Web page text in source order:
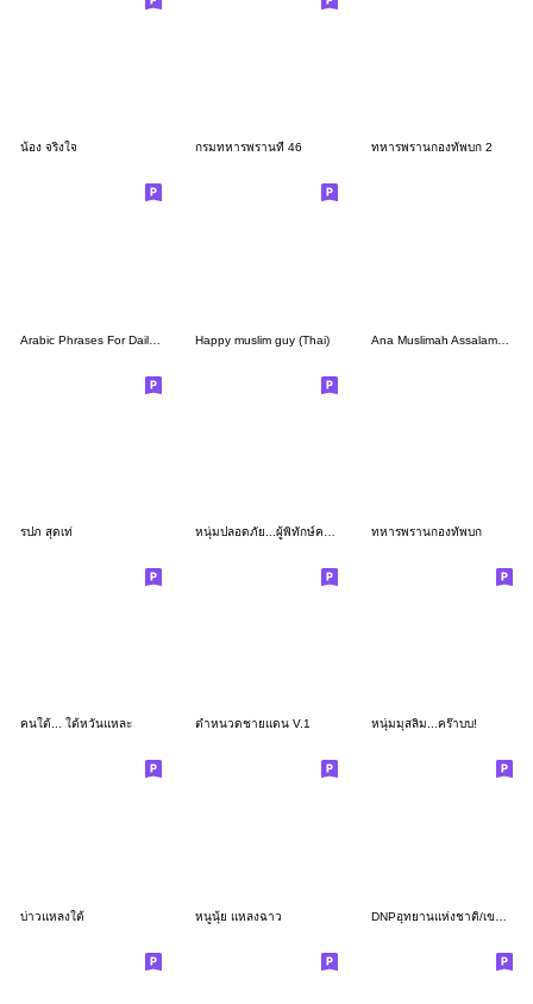
น้อง จริงใจ กรมทหารพรานที่ 46 ทหารพรานกองทัพบก 2
Happy muslim guy (Thai) Ana Muslimah Assalamualaikum
รปภ สุดเท่ ทหารพรานกองทัพบก
คนใต้... ใต้หวันแหละ ตำหนวดชายแดน V.1 หนุ่มมุสลิม...คร๊าบบ!
บ่าวแหลงใต้ หนูนุ้ย แหลงฉาว